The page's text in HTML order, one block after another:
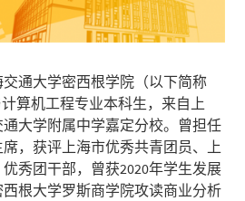
交通大学密西根学院（以下简称
算机工程专业本科生，来自上
大学附属中学嘉定分校。曾担任
，获评上海市优秀共青团员、上
秀团干部，曾获2020年学生发展
根大学罗斯商学院攻读商业分析